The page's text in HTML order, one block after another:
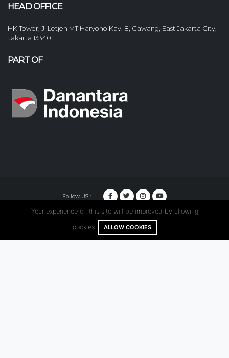
HEAD OFFICE
HK Tower, Jl Letjen MT Haryono Kav. 8, Cawang, East Jakarta City,
Jakarta 13340
PART OF
Follow US :
© Copyright 2020. Hutama Karya All Rights Reserved.
Your experience on this site will be improved by allowing
cookies. ALLOW COOKIES